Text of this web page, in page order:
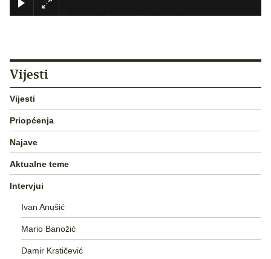
Vijesti
Vijesti
Priopćenja
Najave
Aktualne teme
Intervjui
Ivan Anušić
Mario Banožić
Damir Krstičević